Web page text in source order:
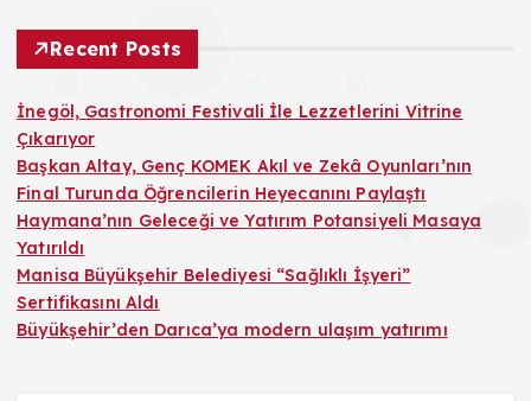
Recent Posts
İnegöl, Gastronomi Festivali İle Lezzetlerini Vitrine
Çıkarıyor
Başkan Altay, Genç KOMEK Akıl ve Zekâ Oyunları’nın
Final Turunda Öğrencilerin Heyecanını Paylaştı
Haymana’nın Geleceği ve Yatırım Potansiyeli Masaya
Yatırıldı
Manisa Büyükşehir Belediyesi “Sağlıklı İşyeri”
Sertifikasını Aldı
Büyükşehir’den Darıca’ya modern ulaşım yatırımı